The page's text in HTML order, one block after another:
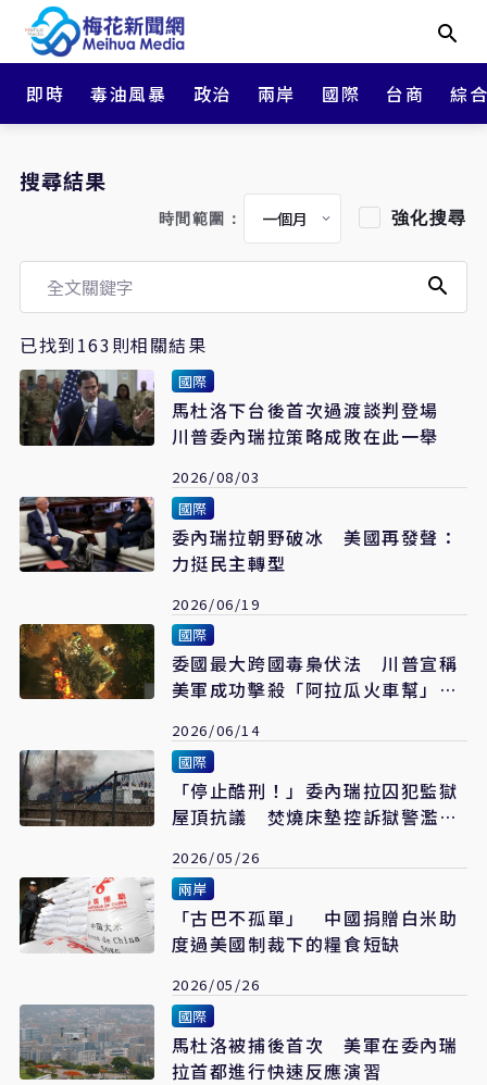
即時 毒油風暴 政治 兩岸 國際 台商 綜
搜尋結果
時間範圍： 強化搜尋
已找到163則相關結果
國際
馬杜洛下台後首次過渡談判登場
川普委內瑞拉策略成敗在此一舉
2026/08/03
國際
委內瑞拉朝野破冰 美國再發聲：
力挺民主轉型
2026/06/19
國際
委國最大跨國毒梟伏法 川普宣稱
美軍成功擊殺「阿拉瓜火車幫」首
2026/06/14
國際
「停止酷刑！」委內瑞拉囚犯監獄
屋頂抗議 焚燒床墊控訴獄警濫權
2026/05/26
兩岸
「古巴不孤單」 中國捐贈白米助
度過美國制裁下的糧食短缺
2026/05/26
國際
馬杜洛被捕後首次 美軍在委內瑞
拉首都進行快速反應演習